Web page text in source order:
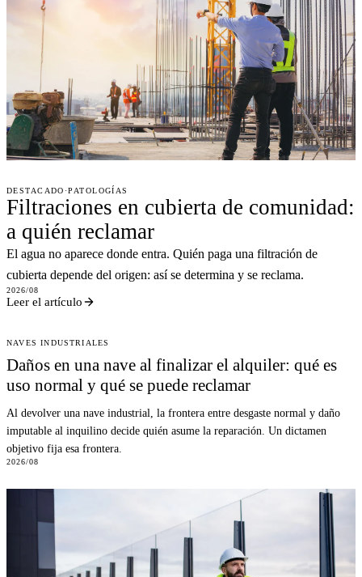
DESTACADO ·PATOLOGÍAS
Filtraciones en cubierta de comunidad:
a quién reclamar
El agua no aparece donde entra. Quién paga una filtración de
cubierta depende del origen: así se determina y se reclama.
2026/08
Leer el artículo
NAVES INDUSTRIALES
Daños en una nave al finalizar el alquiler: qué es
uso normal y qué se puede reclamar
Al devolver una nave industrial, la frontera entre desgaste normal y daño
imputable al inquilino decide quién asume la reparación. Un dictamen
objetivo fija esa frontera.
2026/08